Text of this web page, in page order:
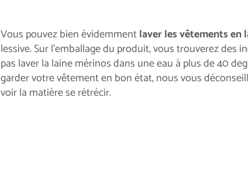
Vous pouvez bien évidemmentlaver les vêtements en
lessive. Sur l'emballage du produit, vous trouverez des
pas laver la laine mérinos dans une eau à plus de 40
garder votre vêtement en bon état, nous vous
voir la matière se rétrécir.